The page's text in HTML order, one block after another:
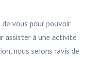
vous pour pouvoir
assister à une activité
nous serons ravis de